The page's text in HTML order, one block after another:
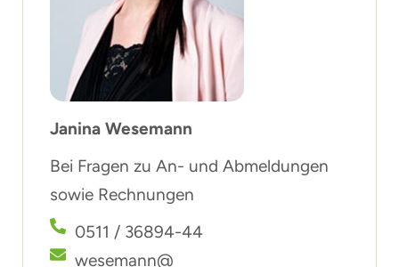
Janina Wesemann
Bei Fragen zu An- und Abmeldungen
sowie Rechnungen
0511 / 36894-44
wesemann@